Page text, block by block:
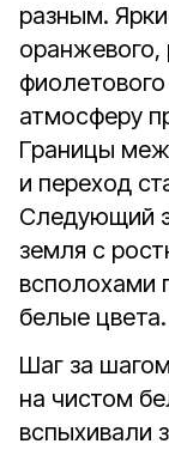
разным.
оранжевого,
атмосферу
Границы
и переход
Следующий
земля с
всполохами
белые цвета.
Шаг за
на чистом
вспыхивали